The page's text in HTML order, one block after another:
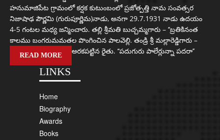
హనుమాజిపేట గ్రామంలో కర్షక కుటుంబంలో ప్రజోత్పత్తి నామ సంవత్సర
నిజాషాఢ పౌర్ణమి (గురుపూర్ణిమ)నాడు, అనగా 29.7.1931 నాడు ఉదయం
4-5 గంటల మధ్య జన్మించారు. తల్లి శ్రీమతి బుచ్చమ్మగారు – ‘‘బ్రతికినంత
కాలము బంగరుమమతల పొంగించిన పాలవెల్లి. తండ్రి శ్రీ మల్లారెడ్డిగారు –
అరకపట్టిన రైతు. ‘‘పదుగురు పాలేర్లున్నా పదరా’’
READ MORE
LINKS
Home
Biography
Awards
Books